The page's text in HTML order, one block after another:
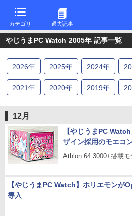
カテゴリ 過去記事
やじうまPC Watch 2005年 記事一覧
2026年 2025年 2024年
2021年 2020年 2019年
2011年 2010 年 2009年
2006年 2005
12月
【やじうまPC
ザイン採用のモエコ
Athlon 64 3000+搭載モ
【やじうまPC Watch】ホリエモンが
導入